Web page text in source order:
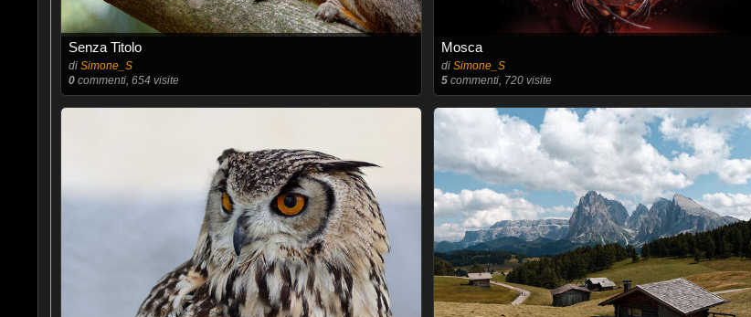
Senza Titolo
di Simone_S
0commenti, 654 visite
Mosca
di Simone_S
5commenti, 720 visite